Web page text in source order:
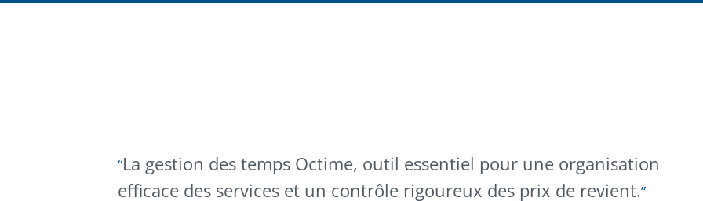
La gestion des temps Octime, outil essentiel pour une organisation
efficace des services et un contrôle rigoureux des prix de revient.